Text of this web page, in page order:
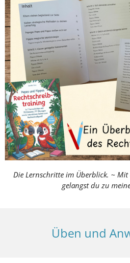
Die Lernschritte im Überblick. ~
gelangst du zu
Üben und